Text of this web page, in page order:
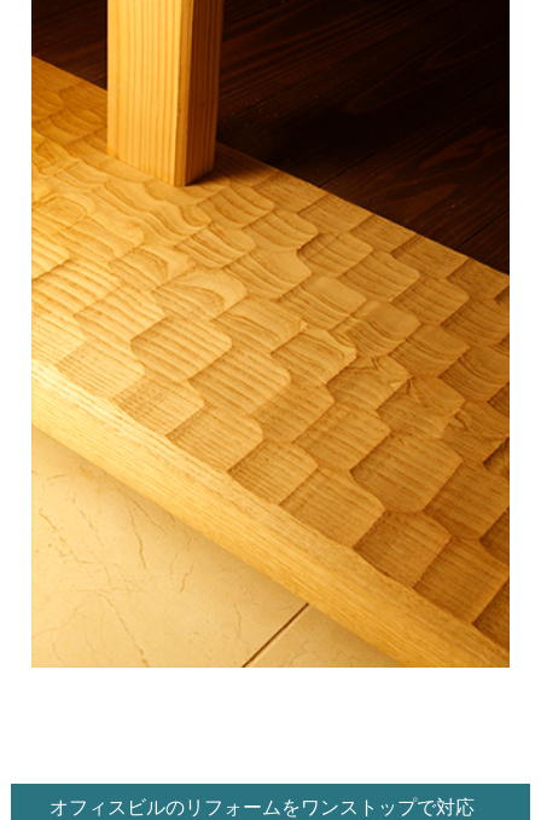
オフィスビルのリフォームをワンストップで対応